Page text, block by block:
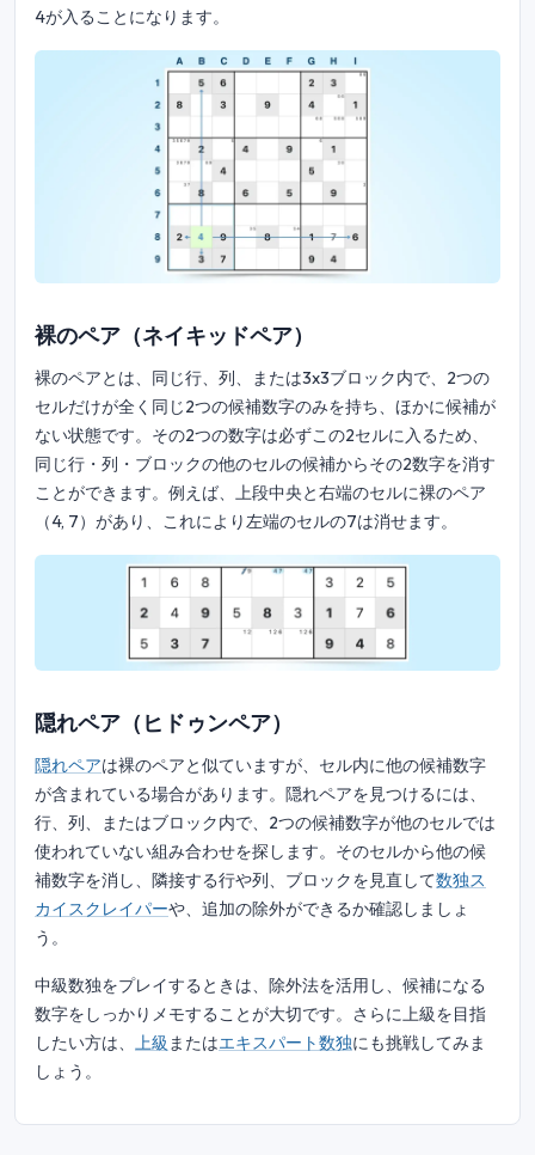
4が入ることになります。
裸のペア（ネイキッドペア）
裸のペアとは、同じ行、列、または3x3ブロック内で、2つの
セルだけが全く同じ2つの候補数字のみを持ち、ほかに候補が
ない状態です。その2つの数字は必ずこの2セルに入るため、
同じ行・列・ブロックの他のセルの候補からその2数字を消す
ことができます。例えば、上段中央と右端のセルに裸のペア
（4, 7）があり、これにより左端のセルの7は消せます。
隠れペア（ヒドゥンペア）
隠れペアは裸のペアと似ていますが、セル内に他の候補数字
が含まれている場合があります。隠れペアを見つけるには、
行、列、またはブロック内で、2つの候補数字が他のセルでは
使われていない組み合わせを探します。そのセルから他の候
補数字を消し、隣接する行や列、ブロックを見直して数独ス
カイスクレイパーや、追加の除外ができるか確認しましょ
う。
中級数独をプレイするときは、除外法を活用し、候補になる
数字をしっかりメモすることが大切です。さらに上級を目指
したい方は、 上級 またはエキスパート数独にも挑戦してみま
しょう。